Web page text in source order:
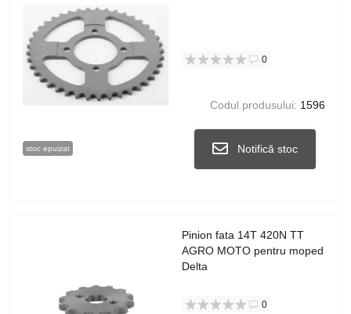
stoc epuizat
0
Codul produsului: 1596
Notifică stoc
Pinion fata 14T 420N TT
AGRO MOTO pentru moped
Delta
0